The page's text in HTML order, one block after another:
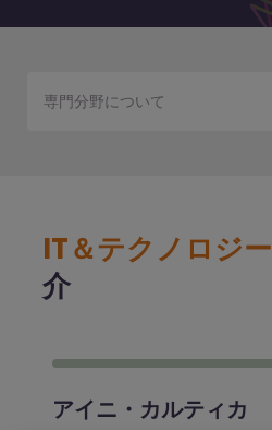
専門分野について
IT＆テクノロジー
介
アイニ・カルティカ